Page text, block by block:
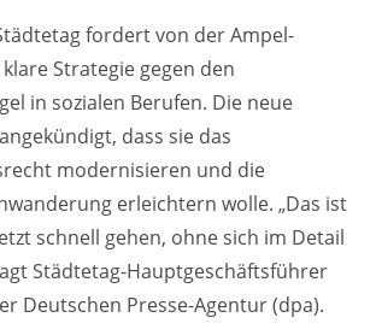
fordert von der Ampel-
Strategie gegen den
in sozialen Berufen. Die neue
dass sie das
modernisieren und die
erleichtern wolle. „Das ist
schnell gehen, ohne sich im Detail
Städtetag-Hauptgeschäftsführer
Deutschen Presse-Agentur (dpa).